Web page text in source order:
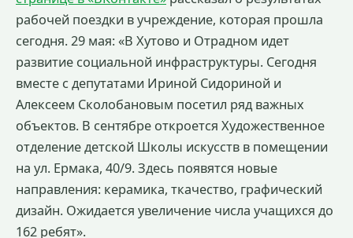
рабочей поездки в учреждение, которая прошла
сегодня. 29 мая: «В Хутово и Отрадном идет
развитие социальной инфраструктуры. Сегодня
вместе с депутатами Ириной Сидориной и
Алексеем Сколобановым посетил ряд важных
объектов. В сентябре откроется Художественное
отделение детской Школы искусств в помещении
на ул. Ермака, 40/9. Здесь появятся новые
направления: керамика, ткачество, графический
дизайн. Ожидается увеличение числа учащихся до
162 ребят».